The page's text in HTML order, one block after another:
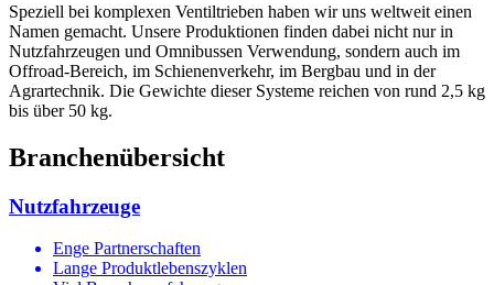
Speziell bei komplexen Ventiltrieben haben wir uns weltweit einen
Namen gemacht. Unsere Produktionen finden dabei nicht nur in
Nutzfahrzeugen und Omnibussen Verwendung, sondern auch im
Offroad-Bereich, im Schienenverkehr, im Bergbau und in der
Agrartechnik. Die Gewichte dieser Systeme reichen von rund 2,5 kg
bis über 50 kg.
Branchenübersicht
Nutzfahrzeuge
Enge Partnerschaften
Lange Produktlebenszyklen